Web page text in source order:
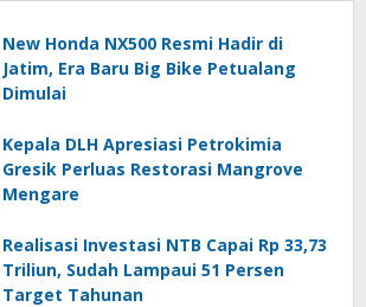
New Honda NX500 Resmi Hadir di
Jatim, Era Baru Big Bike Petualang
Dimulai
Kepala DLH Apresiasi Petrokimia
Gresik Perluas Restorasi Mangrove
Mengare
Realisasi Investasi NTB Capai Rp 33,73
Triliun, Sudah Lampaui 51 Persen
Target Tahunan